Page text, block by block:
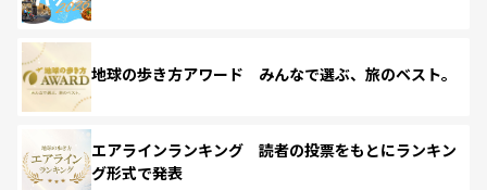
地球の歩き方アワード みんなで選ぶ、旅のベスト。
エアラインランキング 読者の投票をもとにランキン
グ形式で発表